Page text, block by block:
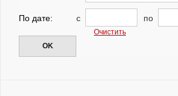
По дате: с по
OK
Очистить